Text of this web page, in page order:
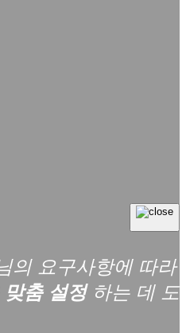
의 요구사항에 따라
맞춤 설정하는 데 도